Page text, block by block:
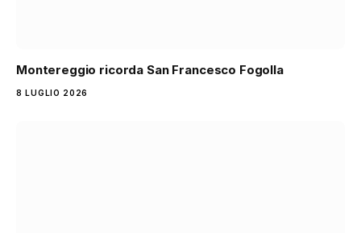
Montereggio ricorda San Francesco Fogolla
8 LUGLIO 2026